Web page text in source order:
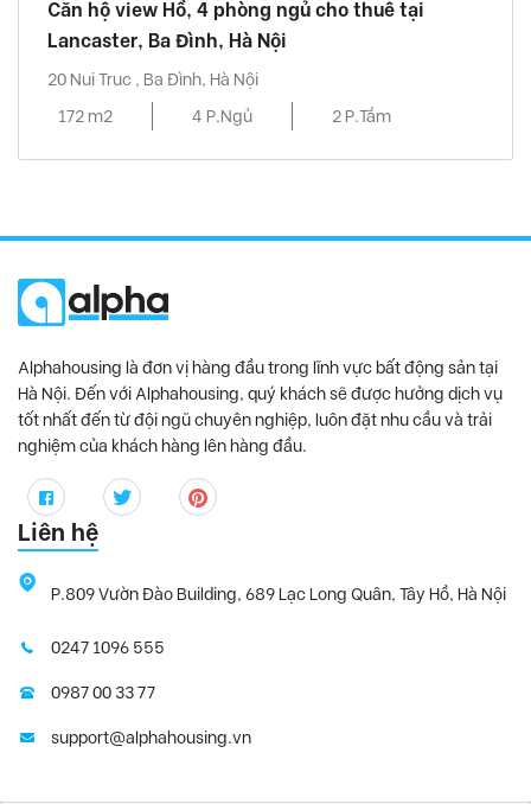
Căn hộ view Hồ, 4 phòng ngủ cho thuê tại
Lancaster, Ba Đình, Hà Nội
20 Nui Truc , Ba Đình, Hà Nội
172 m2
4 P.Ngủ 2 P.Tắm
Alphahousing là đơn vị hàng đầu trong lĩnh vực bất động sản tại
Hà Nội. Đến với Alphahousing, quý khách sẽ được hưởng dịch vụ
tốt nhất đến từ đội ngũ chuyên nghiệp, luôn đặt nhu cầu và trải
nghiệm của khách hàng lên hàng đầu.
Liên hệ
P.809 Vườn Đào Building, 689 Lạc Long Quân, Tây Hồ, Hà Nội
0247 1096 555
0987 00 33 77
support@alphahousing.vn